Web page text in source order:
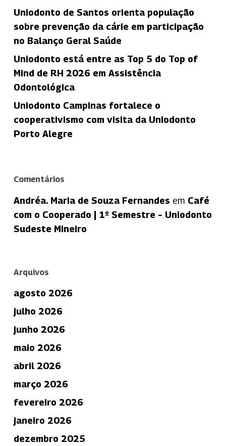
Uniodonto de Santos orienta população
sobre prevenção da cárie em participação
no Balanço Geral Saúde
Uniodonto está entre as Top 5 do Top of
Mind de RH 2026 em Assistência
Odontológica
Uniodonto Campinas fortalece o
cooperativismo com visita da Uniodonto
Porto Alegre
Comentários
Andréa. Maria de Souza Fernandes em Café
com o Cooperado | 1º Semestre – Uniodonto
Sudeste Mineiro
Arquivos
agosto 2026
julho 2026
junho 2026
maio 2026
abril 2026
março 2026
fevereiro 2026
janeiro 2026
dezembro 2025